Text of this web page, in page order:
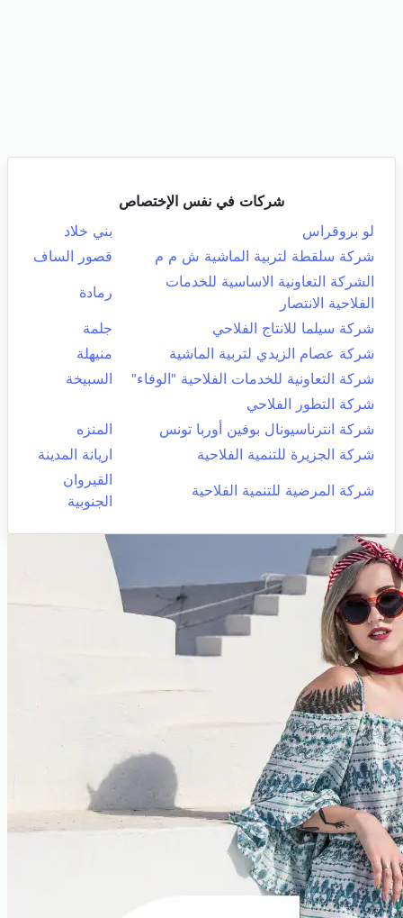
شركات في نفس الإختصاص
لو بروقراس
بني خلاد
شركة سلقطة لتربية الماشية ش م م
قصور الساف
الشركة التعاونية الاساسية للخدمات
الفلاحية الانتصار
رمادة
شركة سيلما للانتاج الفلاحي
جلمة
شركة عصام الزيدي لتربية الماشية
منيهلة
شركة التعاونية للخدمات الفلاحية "الوفاء"
السبيخة
شركة التطور الفلاحي
شركة انترناسيونال بوفين أوربا تونس
المنزه
شركة الجزيرة للتنمية الفلاحية
اريانة المدينة
شركة المرضية للتنمية الفلاحية
القيروان
الجنوبية